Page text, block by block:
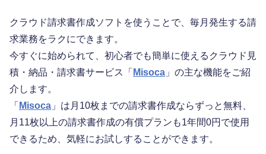
クラウド請求書作成ソフトを使うことで、毎月発生する請
求業務をラクにできます。
今すぐに始められて、初心者でも簡単に使えるクラウド見
積・納品・請求書サービス「 Misoca 」の主な機能をご紹
介します。
「 Misoca 」は月10枚までの請求書作成ならずっと無料、
月11枚以上の請求書作成の有償プランも1年間0円で使用
できるため、気軽にお試しすることができます。